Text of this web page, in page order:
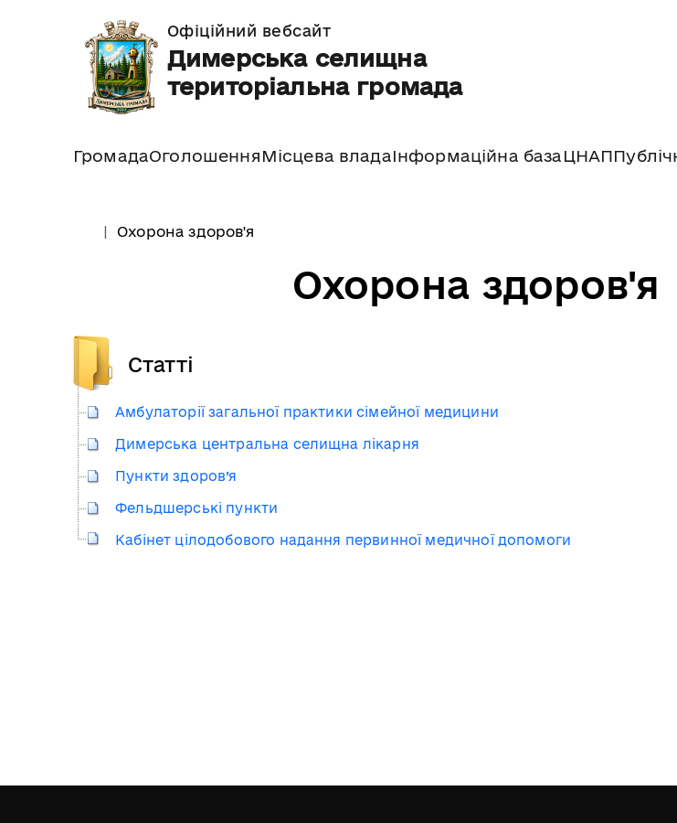
Офіційний вебсайт
Димерська селищна
територіальна громада
ГромадаОголошення Місцева владаІнформаційна база ЦНАП
Охорона здоров'я
Охорона здоров'я
Статті
Амбулаторії загальної практики сімейної медицини
Димерська центральна селищна лікарня
Пункти здоров’я
Фельдшерські пункти
Кабінет цілодобового надання первинної медичної допомоги